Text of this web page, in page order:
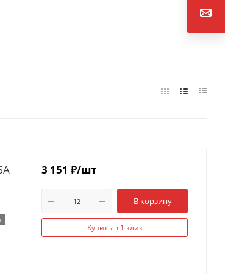
3 151 ₽/шт
В корзину
Купить в 1 клик